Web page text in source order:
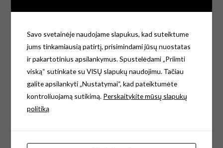
2.0/Nordic3 9M64 HF Compact WWC
Jūsų įvertinimas*
Jūsų atsiliepimas
Savo svetainėje naudojame slapukus, kad suteiktume
jums tinkamiausią patirtį, prisimindami jūsų nuostatas
ir pakartotinius apsilankymus. Spustelėdami „Priimti
viską“ sutinkate su VISŲ slapukų naudojimu. Tačiau
galite apsilankyti „Nustatymai“, kad pateiktumėte
kontroliuojamą sutikimą. Perskaitykite mūsų slapukų
politiką